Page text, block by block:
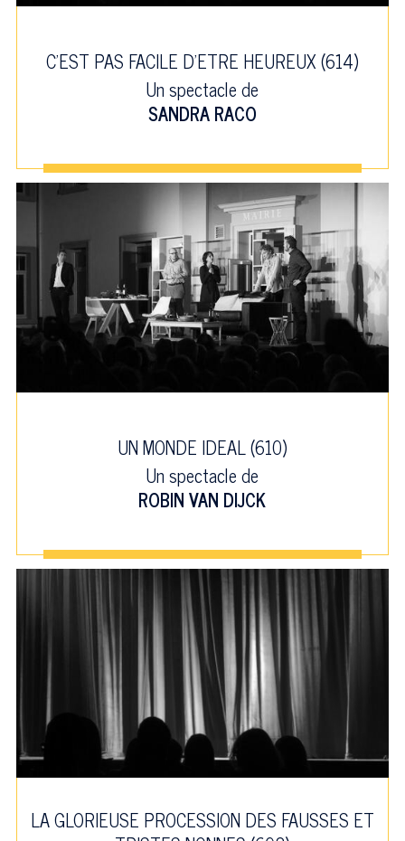
C'EST PAS FACILE D'ETRE HEUREUX (614)
Un spectacle de
SANDRA RACO
UN MONDE IDEAL (610)
Un spectacle de
ROBIN VAN DIJCK
LA GLORIEUSE PROCESSION DES FAUSSES ET